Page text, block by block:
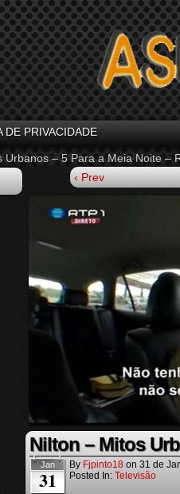
DE PRIVACIDADE
Urbanos – 5 Para a Meia Noite –
‹ Prev
Nilton – Mitos
Jan
31
By Fjpinto18 on 31 de
Posted In: Televisão